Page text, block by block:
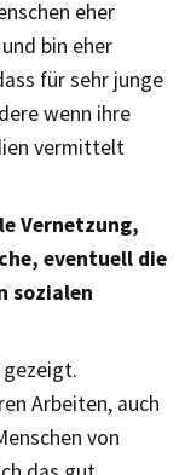
eher
bin eher
für sehr junge
wenn ihre
vermittelt
Vernetzung,
eventuell die
sozialen
gezeigt.
Arbeiten, auch
von